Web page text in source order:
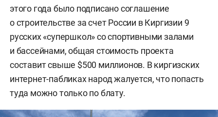
этого года было подписано соглашение
о строительстве за счет России в Киргизии 9
русских «супершкол» со спортивными залами
и бассейнами, общая стоимость проекта
составит свыше $500 миллионов. В киргизских
интернет-пабликах народ жалуется, что попасть
туда можно только по блату.